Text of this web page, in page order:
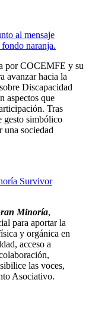
por COCEMFE y su
avanzar hacia la
Discapacidad
aspectos que
Tras
gesto simbólico
una sociedad
Minoría,
para aportar la
y orgánica en
acceso a
las voces,
Asociativo.